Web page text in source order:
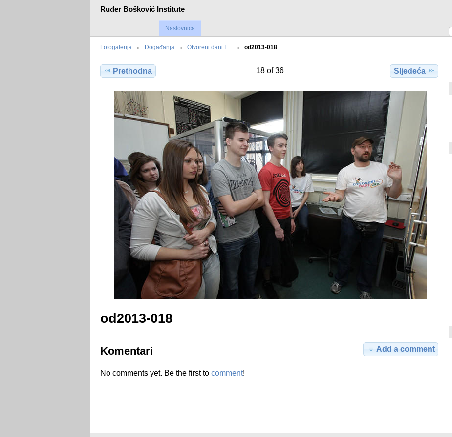
Ruđer Bošković Institute
Naslovnica
Fotogalerija Događanja Otvoreni dani I… od2013-018
Prethodna 18 of 36 Sljedeća
od2013-018
Komentari Add a comment
No comments yet. Be the first to comment!